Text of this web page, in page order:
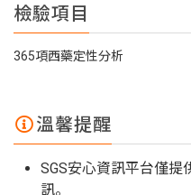
檢驗項目
365項西藥定性分析
溫馨提醒
SGS安心資訊平台僅提
訊。